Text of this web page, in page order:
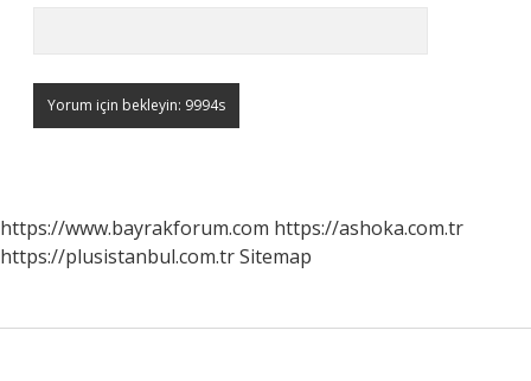
https://www.bayrakforum.com https://ashoka.com.tr
https://plusistanbul.com.trSitemap